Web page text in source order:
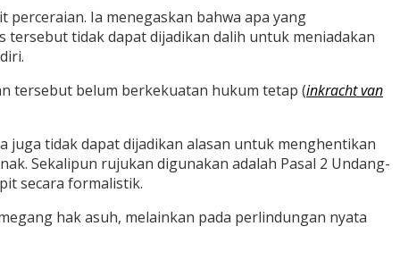
Ia menegaskan bahwa apa yang
tersebut tidak dapat dijadikan dalih untuk meniadakan
tersebut belum berkekuatan hukum tetap (inkracht van
juga tidak dapat dijadikan alasan untuk menghentikan
Sekalipun rujukan digunakan adalah Pasal 2 Undang-
secara formalistik.
hak asuh, melainkan pada perlindungan nyata